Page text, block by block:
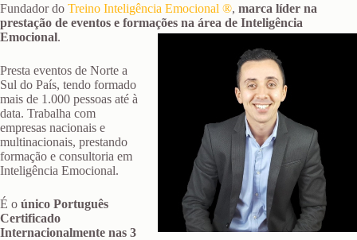
Fundador do Treino Inteligência Emocional ®, marca líder na
prestação de eventos e formações na área de Inteligência
Emocional.
Presta eventos de Norte a
Sul do País, tendo formado
mais de 1.000 pessoas até à
data. Trabalha com
empresas nacionais e
multinacionais, prestando
formação e consultoria em
Inteligência Emocional.
É o único Português
Certificado
Internacionalmente nas 3